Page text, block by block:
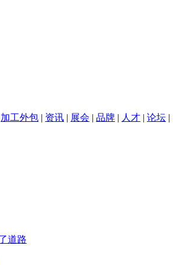
加工外包 | 资讯 | 展会 | 品牌 | 人才 | 论坛 |
道路